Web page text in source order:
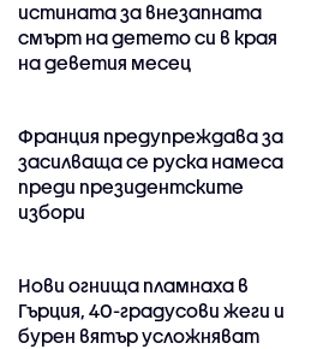
истината за внезапната
смърт на детето си в края
на деветия месец
Франция предупреждава за
засилваща се руска намеса
преди президентските
избори
Нови огнища пламнаха в
Гърция, 40-градусови жеги и
бурен вятър усложняват